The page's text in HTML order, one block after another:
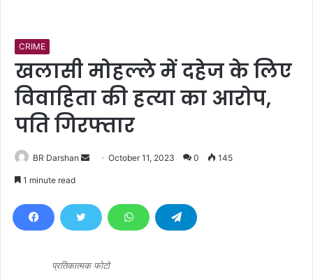
CRIME
खलासी मोहल्ले में दहेज के लिए
विवाहिता की हत्या का आरोप,
पति गिरफ्तार
BR Darshan
d
October 11, 2023 0 145
1 minute read
प्रतिकात्मक फोटो